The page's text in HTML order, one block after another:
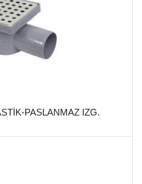
PASLANMAZ IZG.